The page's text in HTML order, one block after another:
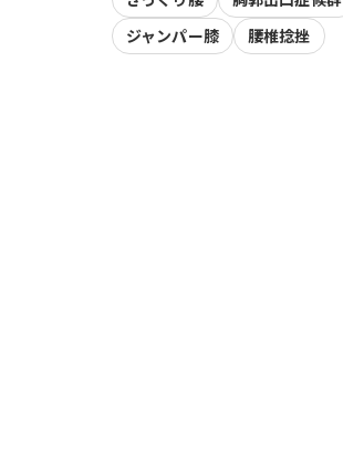
ジャンパー膝
腰椎捻挫